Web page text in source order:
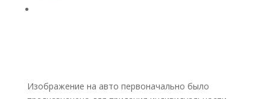
Изображение на авто первоначально было